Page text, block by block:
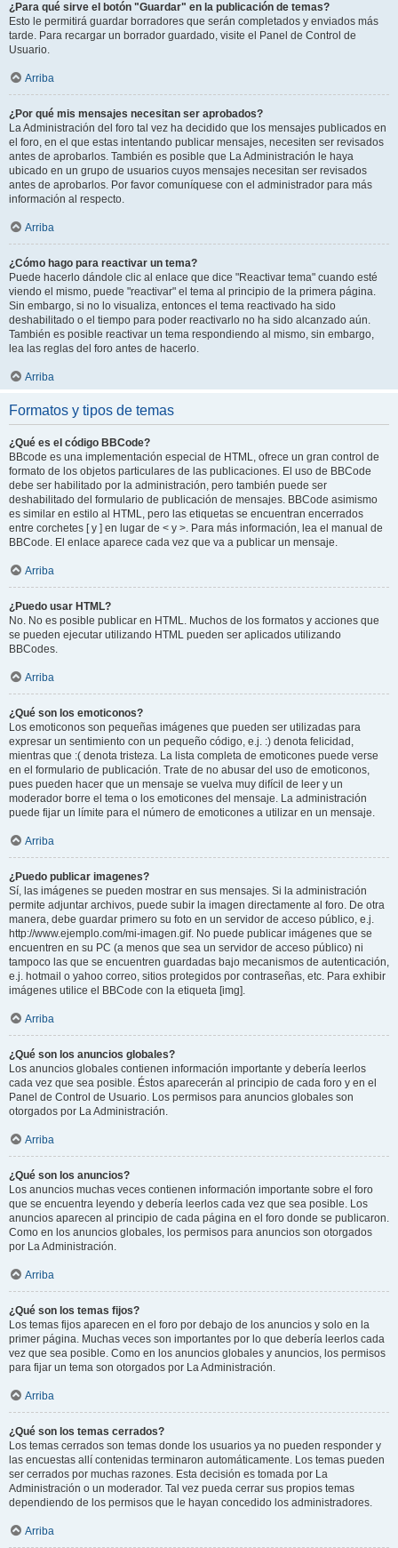
¿Para qué sirve el botón "Guardar" en la publicación de temas?
Esto le permitirá guardar borradores que serán completados y enviados más
tarde. Para recargar un borrador guardado, visite el Panel de Control de
Usuario.
Arriba
¿Por qué mis mensajes necesitan ser aprobados?
La Administración del foro tal vez ha decidido que los mensajes publicados en
el foro, en el que estas intentando publicar mensajes, necesiten ser revisados
antes de aprobarlos. También es posible que La Administración le haya
ubicado en un grupo de usuarios cuyos mensajes necesitan ser revisados
antes de aprobarlos. Por favor comuníquese con el administrador para más
información al respecto.
Arriba
¿Cómo hago para reactivar un tema?
Puede hacerlo dándole clic al enlace que dice "Reactivar tema" cuando esté
viendo el mismo, puede "reactivar" el tema al principio de la primera página.
Sin embargo, si no lo visualiza, entonces el tema reactivado ha sido
deshabilitado o el tiempo para poder reactivarlo no ha sido alcanzado aún.
También es posible reactivar un tema respondiendo al mismo, sin embargo,
lea las reglas del foro antes de hacerlo.
Arriba
Formatos y tipos de temas
¿Qué es el código BBCode?
BBcode es una implementación especial de HTML, ofrece un gran control de
formato de los objetos particulares de las publicaciones. El uso de BBCode
debe ser habilitado por la administración, pero también puede ser
deshabilitado del formulario de publicación de mensajes. BBCode asimismo
es similar en estilo al HTML, pero las etiquetas se encuentran encerrados
entre corchetes [ y ] en lugar de < y >. Para más información, lea el manual de
BBCode. El enlace aparece cada vez que va a publicar un mensaje.
Arriba
¿Puedo usar HTML?
No. No es posible publicar en HTML. Muchos de los formatos y acciones que
se pueden ejecutar utilizando HTML pueden ser aplicados utilizando
BBCodes.
Arriba
¿Qué son los emoticonos?
Los emoticonos son pequeñas imágenes que pueden ser utilizadas para
expresar un sentimiento con un pequeño código, e.j. :) denota felicidad,
mientras que :( denota tristeza. La lista completa de emoticones puede verse
en el formulario de publicación. Trate de no abusar del uso de emoticonos,
pues pueden hacer que un mensaje se vuelva muy difícil de leer y un
moderador borre el tema o los emoticones del mensaje. La administración
puede fijar un límite para el número de emoticones a utilizar en un mensaje.
Arriba
¿Puedo publicar imagenes?
Sí, las imágenes se pueden mostrar en sus mensajes. Si la administración
permite adjuntar archivos, puede subir la imagen directamente al foro. De otra
manera, debe guardar primero su foto en un servidor de acceso público, e.j.
http://www.ejemplo.com/mi-imagen.gif. No puede publicar imágenes que se
encuentren en su PC (a menos que sea un servidor de acceso público) ni
tampoco las que se encuentren guardadas bajo mecanismos de autenticación,
e.j. hotmail o yahoo correo, sitios protegidos por contraseñas, etc. Para exhibir
imágenes utilice el BBCode con la etiqueta [img].
Arriba
¿Qué son los anuncios globales?
Los anuncios globales contienen información importante y debería leerlos
cada vez que sea posible. Éstos aparecerán al principio de cada foro y en el
Panel de Control de Usuario. Los permisos para anuncios globales son
otorgados por La Administración.
Arriba
¿Qué son los anuncios?
Los anuncios muchas veces contienen información importante sobre el foro
que se encuentra leyendo y debería leerlos cada vez que sea posible. Los
anuncios aparecen al principio de cada página en el foro donde se publicaron.
Como en los anuncios globales, los permisos para anuncios son otorgados
por La Administración.
Arriba
¿Qué son los temas fijos?
Los temas fijos aparecen en el foro por debajo de los anuncios y solo en la
primer página. Muchas veces son importantes por lo que debería leerlos cada
vez que sea posible. Como en los anuncios globales y anuncios, los permisos
para fijar un tema son otorgados por La Administración.
Arriba
¿Qué son los temas cerrados?
Los temas cerrados son temas donde los usuarios ya no pueden responder y
las encuestas allí contenidas terminaron automáticamente. Los temas pueden
ser cerrados por muchas razones. Esta decisión es tomada por La
Administración o un moderador. Tal vez pueda cerrar sus propios temas
dependiendo de los permisos que le hayan concedido los administradores.
Arriba